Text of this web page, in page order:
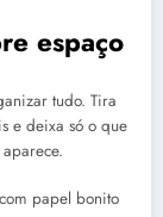
espaço
tudo. Tira
e deixa só o que
papel bonito